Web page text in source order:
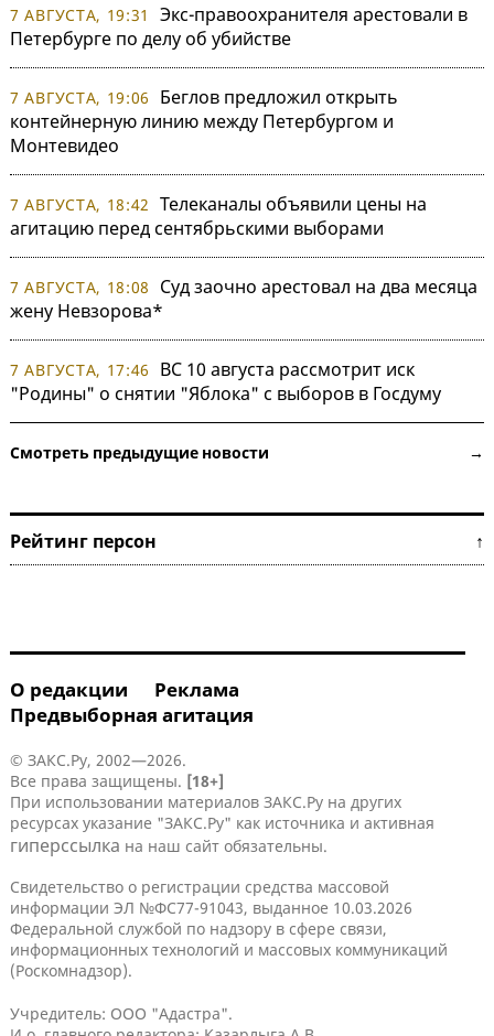
7 АВГУСТА, 19:31
Экс-правоохранителя арестовали в
Петербурге по делу об убийстве
7 АВГУСТА, 19:06
Беглов предложил открыть
контейнерную линию между Петербургом и
Монтевидео
7 АВГУСТА, 18:42 Телеканалы объявили цены на
агитацию перед сентябрьскими выборами
7 АВГУСТА, 18:08
Суд заочно арестовал на два месяца
жену Невзорова*
7 АВГУСТА, 17:46
ВС 10 августа рассмотрит иск
"Родины" о снятии "Яблока" с выборов в Госдуму
Смотреть предыдущие новости →
Рейтинг персон ↑
О редакции
Реклама
Предвыборная агитация
© ЗАКС.Ру, 2002—2026.
Все права защищены. [18+]
При использовании материалов ЗАКС.Ру на других
ресурсах указание "ЗАКС.Ру" как источника и активная
гиперссылка на наш сайт обязательны.
Свидетельство о регистрации средства массовой
информации ЭЛ №ФС77-91043, выданное 10.03.2026
Федеральной службой по надзору в сфере связи,
информационных технологий и массовых коммуникаций
(Роскомнадзор).
Учредитель: ООО "Адастра".